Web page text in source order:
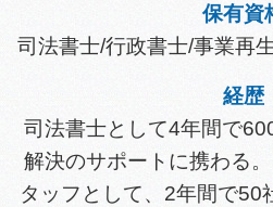
保有資
司法書士/行政書士/事業再
経歴
司法書士として4年間で
解決のサポートに携わる
タッフとして、2年間で50